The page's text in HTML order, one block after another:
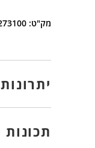
מק"ט: L47273100
יתרונות
תכונות